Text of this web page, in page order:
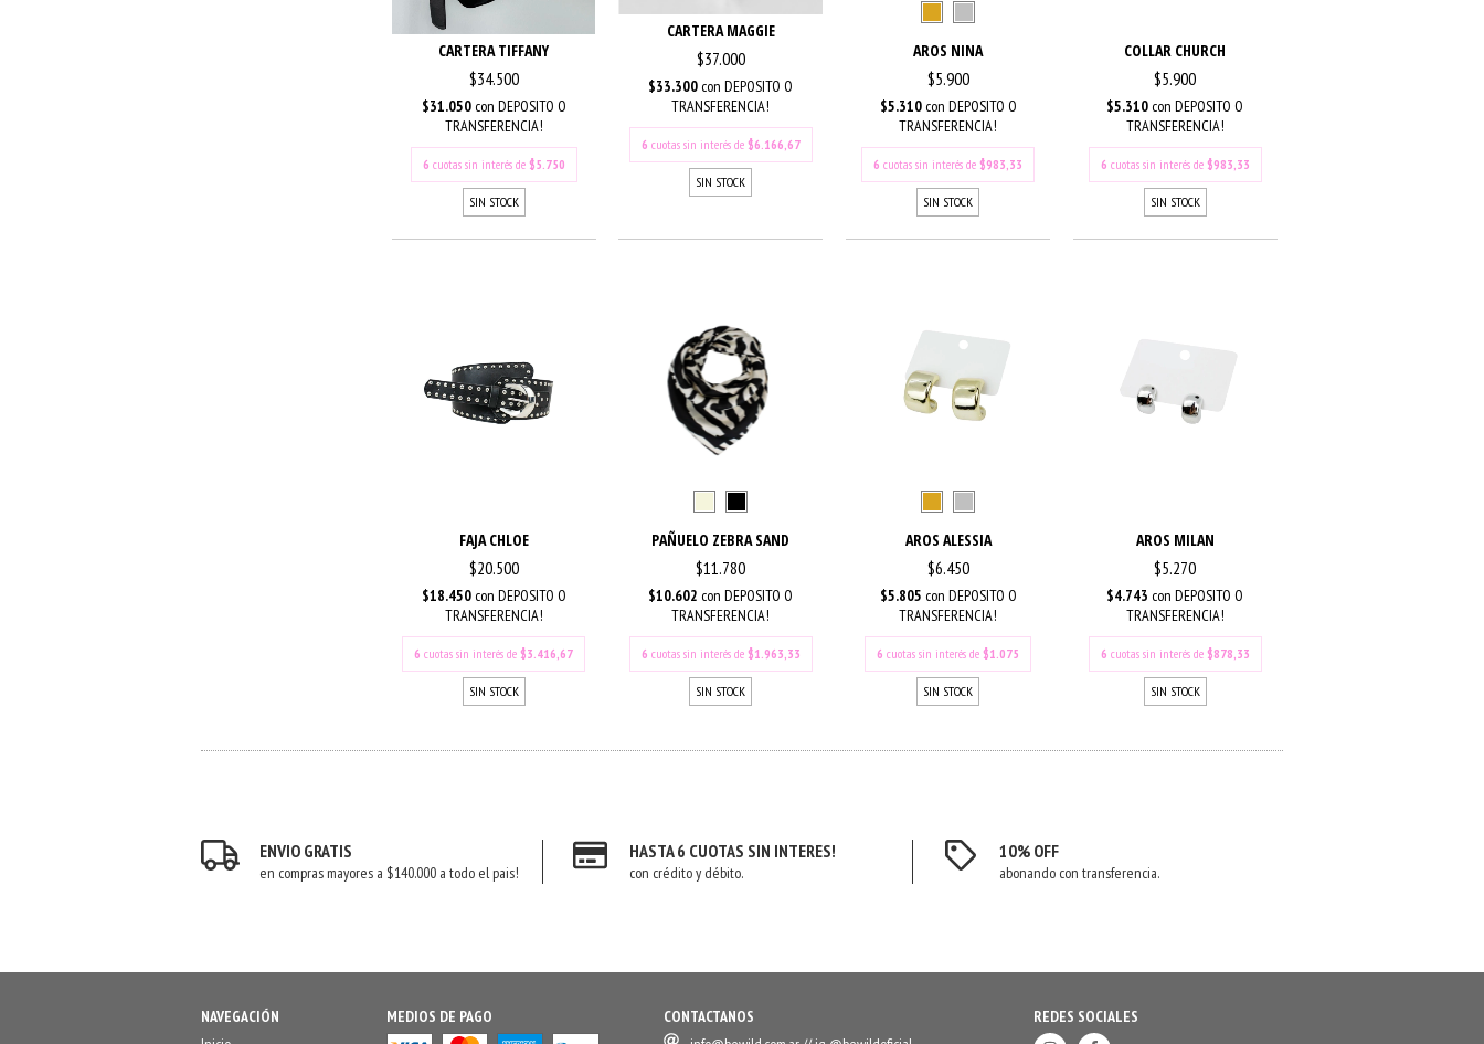
CARTERA TIFFANY
$34.500
$31.050 con DEPOSITO O
TRANSFERENCIA!
6 cuotas sin interés de $5.750
SIN STOCK
CARTERA MAGGIE
$37.000
$33.300 con DEPOSITO O
TRANSFERENCIA!
6 cuotas sin interés de $6.166,67
SIN STOCK
AROS NINA
$5.900
$5.310 con DEPOSITO O
TRANSFERENCIA!
6 cuotas sin interés de$983,33
SIN STOCK
COLLAR CHURCH
$5.900
$5.310 con DEPOSITO O
TRANSFERENCIA!
6 cuotas sin interés de $983,33
SIN STOCK
FAJA CHLOE
$20.500
$18.450 con DEPOSITO O
TRANSFERENCIA!
6 cuotas sin interés de$3.416,67
SIN STOCK
PAÑUELO ZEBRA SAND
$11.780
$10.602 con DEPOSITO O
TRANSFERENCIA!
6 cuotas sin interés de $1.963,33
SIN STOCK
AROS ALESSIA
$6.450
$5.805 con DEPOSITO O
TRANSFERENCIA!
6 cuotas sin interés de$1.075
SIN STOCK
AROS MILAN
$5.270
$4.743 con DEPOSITO O
TRANSFERENCIA!
6 cuotas sin interés de $878,33
SIN STOCK
ENVIO GRATIS
en compras mayores a $140.000 a todo el pais!
HASTA 6 CUOTAS SIN INTERES!
con crédito y débito.
10% OFF
abonando con transferencia.
NAVEGACIÓN
MEDIOS DE PAGO
CONTACTANOS
REDES SOCIALES